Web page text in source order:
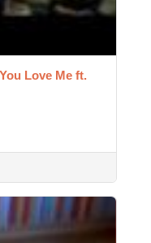
Love Me ft.